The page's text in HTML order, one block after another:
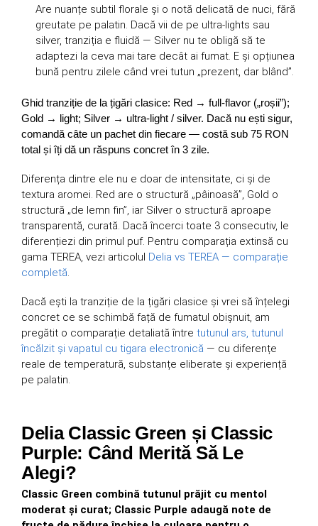
Are nuanțe subtil florale și o notă delicată de nuci, fără
greutate pe palatin. Dacă vii de pe ultra-lights sau
silver, tranziția e fluidă — Silver nu te obligă să te
adaptezi la ceva mai tare decât ai fumat. E și opțiunea
bună pentru zilele când vrei tutun „prezent, dar blând”.
Ghid tranziție de la țigări clasice: Red → full-flavor („roșii”);
Gold → light; Silver → ultra-light / silver. Dacă nu ești sigur,
comandă câte un pachet din fiecare — costă sub 75 RON
total și îți dă un răspuns concret în 3 zile.
Diferența dintre ele nu e doar de intensitate, ci și de
textura aromei. Red are o structură „pâinoasă”, Gold o
structură „de lemn fin”, iar Silver o structură aproape
transparentă, curată. Dacă încerci toate 3 consecutiv, le
diferențiezi din primul puf. Pentru comparația extinsă cu
gama TEREA, vezi articolul Delia vs TEREA — comparație
completă.
Dacă ești la tranziție de la țigări clasice și vrei să înțelegi
concret ce se schimbă față de fumatul obișnuit, am
pregătit o comparație detaliată între tutunul ars, tutunul
încălzit și vapatul cu tigara electronică — cu diferențe
reale de temperatură, substanțe eliberate și experiență
pe palatin.
Delia Classic Green și Classic
Purple: Când Merită Să Le
Alegi?
Classic Green combină tutunul prăjit cu mentol
moderat și curat; Classic Purple adaugă note de